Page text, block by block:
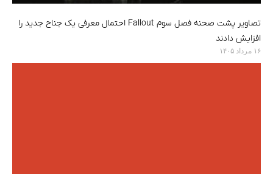
تصاویر پشت صحنه فصل سوم Fallout احتمال معرفی یک جناح جدید را
افزایش دادند
۱۶ مرداد ۱۴۰۵